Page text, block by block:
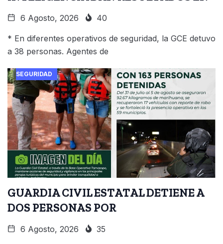
6 Agosto, 2026 40
* En diferentes operativos de seguridad, la GCE detuvo
a 38 personas. Agentes de
SEGURIDAD
GUARDIA CIVIL ESTATAL DETIENE A
DOS PERSONAS POR
6 Agosto, 2026 35